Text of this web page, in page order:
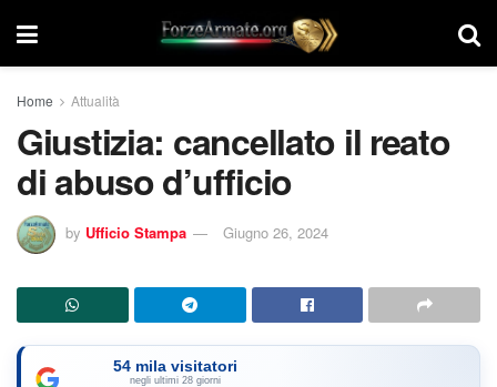
Home Attualità
Giustizia: cancellato il reato
di abuso d’ufficio
by Ufficio Stampa Giugno 26, 2024
54 mila visitatori
negli ultimi 28 giorni